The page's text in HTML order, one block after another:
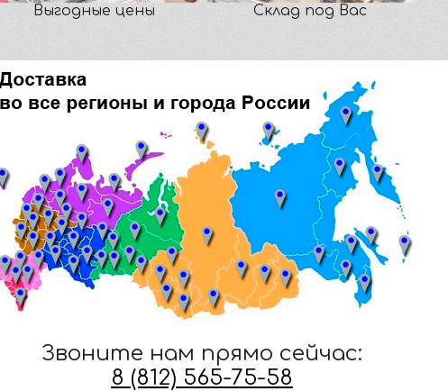
Выгодные цены Склад под Вас
Звоните нам прямо сейчас:
8 (812) 565-75-58